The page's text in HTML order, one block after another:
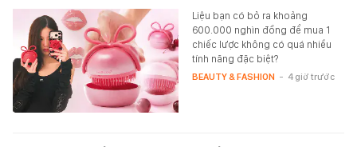
Liệu bạn có bỏ ra khoảng
600.000 nghìn đồng để mua 1
chiếc lược không có quá nhiều
tính năng đặc biệt?
BEAUTY & FASHION - 4 giờ trước